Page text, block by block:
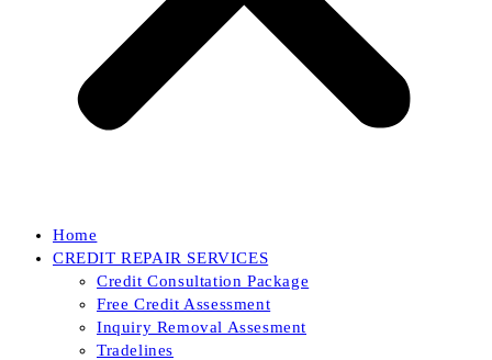
Home
CREDIT REPAIR SERVICES
Credit Consultation Package
Free Credit Assessment
Inquiry Removal Assesment
Tradelines